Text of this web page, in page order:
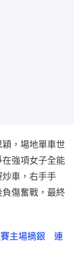
，場地單車世
強項女子全能
車，右手手
傷奮戰，最終
賽主場摘銀 連